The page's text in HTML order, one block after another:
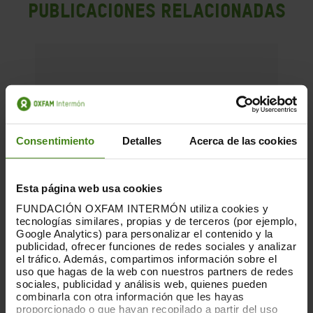
Consentimiento Detalles Acerca de las cookies
Esta página web usa cookies
FUNDACIÓN OXFAM INTERMÓN utiliza cookies y
tecnologías similares, propias y de terceros (por ejemplo,
Google Analytics) para personalizar el contenido y la
publicidad, ofrecer funciones de redes sociales y analizar
el tráfico. Además, compartimos información sobre el
uso que hagas de la web con nuestros partners de redes
sociales, publicidad y análisis web, quienes pueden
combinarla con otra información que les hayas
proporcionado o que hayan recopilado a partir del uso
PUBLICACIONES RELACIONADAS